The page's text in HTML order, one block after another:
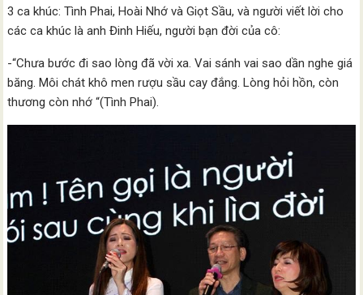
3 ca khúc: Tình Phai, Hoài Nhớ và Giọt Sầu, và người viết lời cho
các ca khúc là anh Đinh Hiếu, người bạn đời của cô:
-“Chưa bước đi sao lòng đã vời xa. Vai sánh vai sao dần nghe giá
băng. Môi chát khô men rượu sầu cay đắng. Lòng hỏi hồn, còn
thương còn nhớ “(Tình Phai).